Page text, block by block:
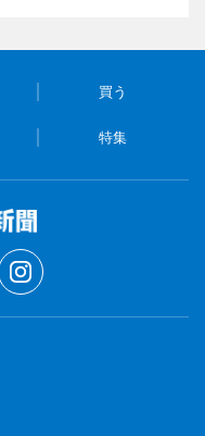
買う
特集